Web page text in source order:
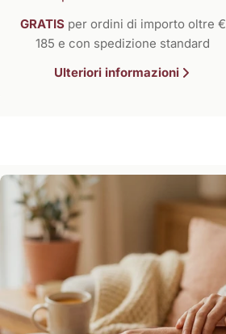
GRATIS per ordini di importo oltre €
185 e con spedizione standard
Ulteriori informazioni